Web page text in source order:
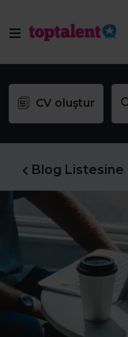
CV oluştur
Blog Listesine